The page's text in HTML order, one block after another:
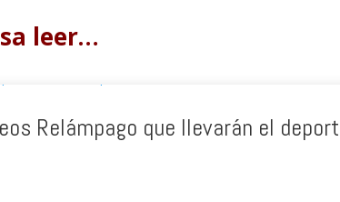
leer…
Relámpago que llevarán el